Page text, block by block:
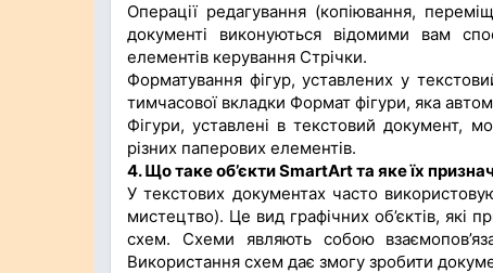
Операції редагування (копіювання,
документі виконуються відомими вам
елементів керування Стрічки.
Форматування фігур, уставлених у
тимчасової вкладки Формат фігури, яка
Фігури, уставлені в текстовий документ,
різних паперових елементів.
4. Що таке об’єкти SmartArt та яке їх
У текстових документах часто
мистецтво). Це вид графічних об’єктів, які
схем. Схеми являють собою
Використання схем дає змогу зробити